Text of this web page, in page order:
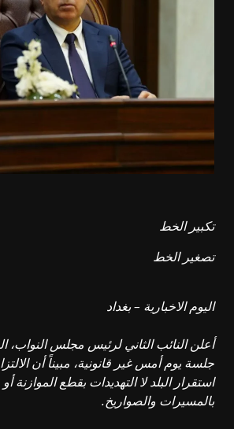
تكبير الخط
تصغير الخط
اليوم الاخبارية – بغداد
أعلن النائب الثاني لرئيس مجلس النواب،
جلسة يوم أمس غير قانونية، مبيناً أن
استقرار البلد لا التهديدات بقطع الموازنة
بالمسيرات والصواريخ.